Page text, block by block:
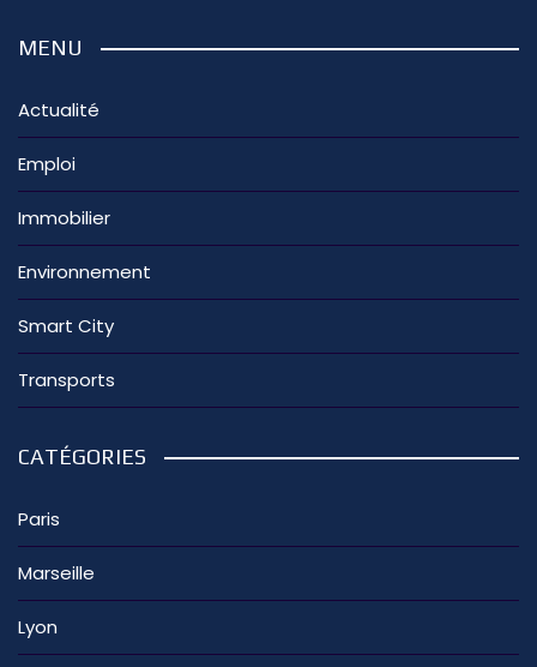
MENU
Actualité
Emploi
Immobilier
Environnement
Smart City
Transports
CATÉGORIES
Paris
Marseille
Lyon